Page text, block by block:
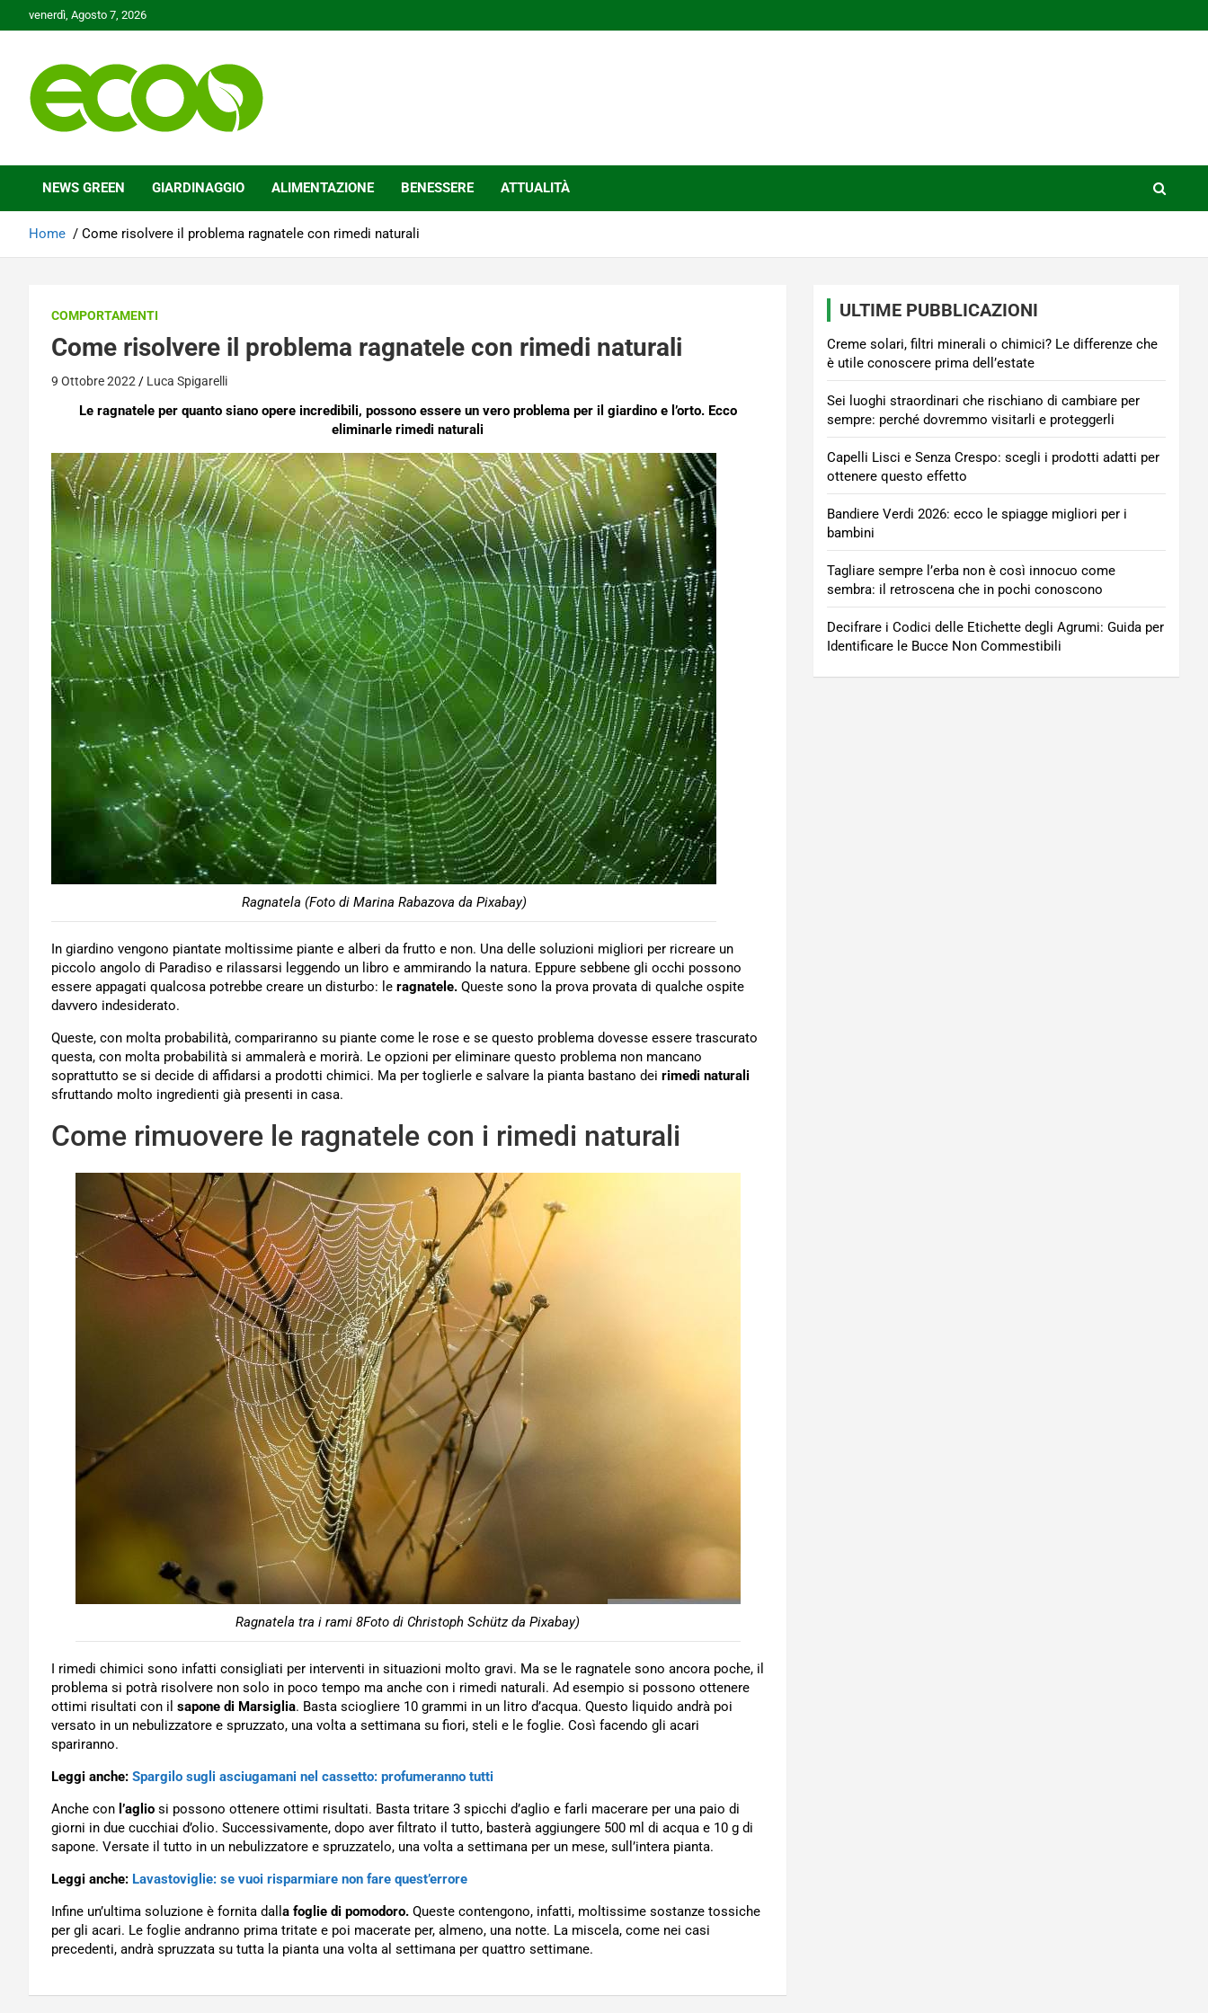
to
venerdì, Agosto 7, 2026
Ecoo.it
NEWS GREEN GIARDINAGGIO ALIMENTAZIONE BENESSERE ATTUALITÀ
Home Come risolvere il problema ragnatele con rimedi naturali
COMPORTAMENTI
Come risolvere il problema ragnatele con rimedi naturali
9 Ottobre 2022 Luca Spigarelli
Le ragnatele per quanto siano opere incredibili, possono essere un vero problema per il giardino e l’orto. Ecco
eliminarle rimedi naturali
Ragnatela (Foto di Marina Rabazova da Pixabay)
In giardino vengono piantate moltissime piante e alberi da frutto e non. Una delle soluzioni migliori per ricreare un
piccolo angolo di Paradiso e rilassarsi leggendo un libro e ammirando la natura. Eppure sebbene gli occhi possono
essere appagati qualcosa potrebbe creare un disturbo: le ragnatele. Queste sono la prova provata di qualche ospite
davvero indesiderato.
Queste, con molta probabilità, compariranno su piante come le rose e se questo problema dovesse essere trascurato
questa, con molta probabilità si ammalerà e morirà. Le opzioni per eliminare questo problema non mancano
soprattutto se si decide di affidarsi a prodotti chimici. Ma per toglierle e salvare la pianta bastano dei rimedi naturali
sfruttando molto ingredienti già presenti in casa.
Come rimuovere le ragnatele con i rimedi naturali
Ragnatela tra i rami 8Foto di Christoph Schütz da Pixabay)
I rimedi chimici sono infatti consigliati per interventi in situazioni molto gravi. Ma se le ragnatele sono ancora poche, il
problema si potrà risolvere non solo in poco tempo ma anche con i rimedi naturali. Ad esempio si possono ottenere
ottimi risultati con il sapone di Marsiglia. Basta sciogliere 10 grammi in un litro d’acqua. Questo liquido andrà poi
versato in un nebulizzatore e spruzzato, una volta a settimana su fiori, steli e le foglie. Così facendo gli acari
spariranno.
Leggi anche: Spargilo sugli asciugamani nel cassetto: profumeranno tutti
Anche con l’aglio si possono ottenere ottimi risultati. Basta tritare 3 spicchi d’aglio e farli macerare per una paio di
giorni in due cucchiai d’olio. Successivamente, dopo aver filtrato il tutto, basterà aggiungere 500 ml di acqua e 10 g di
sapone. Versate il tutto in un nebulizzatore e spruzzatelo, una volta a settimana per un mese, sull’intera pianta.
Leggi anche: Lavastoviglie: se vuoi risparmiare non fare quest’errore
Infine un’ultima soluzione è fornita dall a foglie di pomodoro. Queste contengono, infatti, moltissime sostanze tossiche
per gli acari. Le foglie andranno prima tritate e poi macerate per, almeno, una notte. La miscela, come nei casi
precedenti, andrà spruzzata su tutta la pianta una volta al settimana per quattro settimane.
ULTIME PUBBLICAZIONI
Creme solari, filtri minerali o chimici? Le differenze che
è utile conoscere prima dell’estate
Sei luoghi straordinari che rischiano di cambiare per
sempre: perché dovremmo visitarli e proteggerli
Capelli Lisci e Senza Crespo: scegli i prodotti adatti per
ottenere questo effetto
Bandiere Verdi 2026: ecco le spiagge migliori per i
bambini
Tagliare sempre l’erba non è così innocuo come
sembra: il retroscena che in pochi conoscono
Decifrare i Codici delle Etichette degli Agrumi: Guida per
Identificare le Bucce Non Commestibili